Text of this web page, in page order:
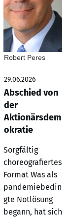
Robert Peres
29.06.2026
Abschied von
der
Aktionärsdem
okratie
Sorgfältig
choreografiertes
Format Was als
pandemiebedin
gte Notlösung
begann, hat sich